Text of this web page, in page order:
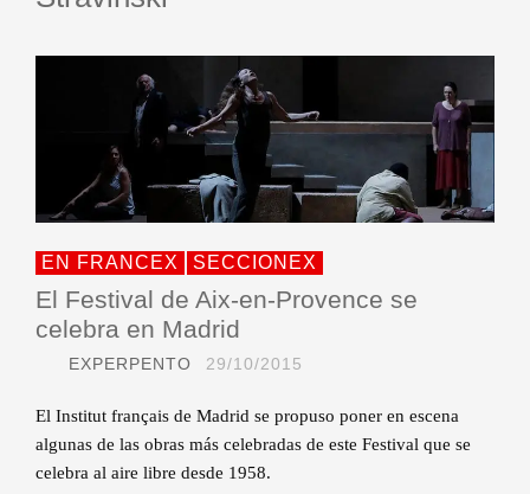
EN FRANCEX SECCIONEX
El Festival de Aix-en-Provence se
celebra en Madrid
EXPERPENTO 29/10/2015
El Institut français de Madrid se propuso poner en escena
algunas de las obras más celebradas de este Festival que se
celebra al aire libre desde 1958.